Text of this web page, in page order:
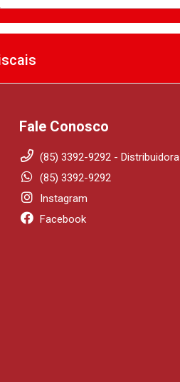
Fale Conosco
(85) 3392-9292 - Distribuidora
(85) 3392-9292
Instagram
Facebook